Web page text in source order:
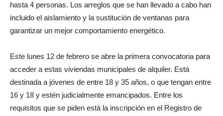
hasta 4 personas. Los arreglos que se han llevado a cabo han
incluido el aislamiento y la sustitución de ventanas para
garantizar un mejor comportamiento energético.
Este lunes 12 de febrero se abre la primera convocatoria para
acceder a estas viviendas municipales de alquiler. Está
destinada a jóvenes de entre 18 y 35 años, o que tengan entre
16 y 18 y estén judicialmente emancipados. Entre los
requisitos que se piden está la inscripción en el Registro de